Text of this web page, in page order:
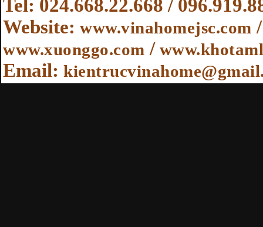
Tel: 024.668.22.668 /
Website: www.vinahomejsc.com
www.xuonggo.com /
Email: